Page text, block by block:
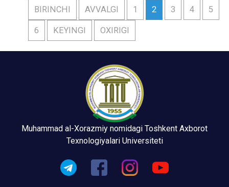
BIRINCHI AVVALGI 1 2 3 4 5
6 KEYINGI OXIRIGI
Muhammad al-Xorazmiy nomidagi Toshkent Axborot
Texnologiyalari Universiteti